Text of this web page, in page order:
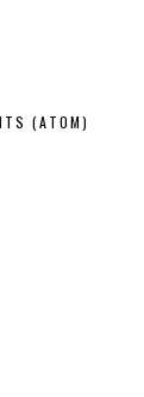
(ATOM)